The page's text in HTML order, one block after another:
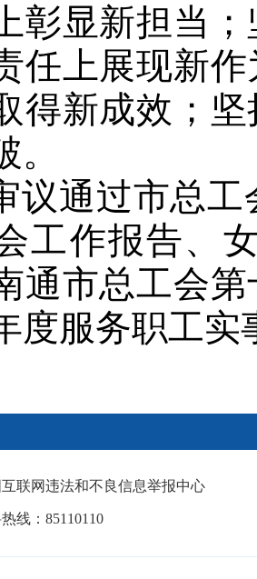
彰显新担当
任上展现新
得新成效；
议通过市总
工作报告、
通市总工会
度服务职工实
联网违法和不良信息举报中心
线：85110110